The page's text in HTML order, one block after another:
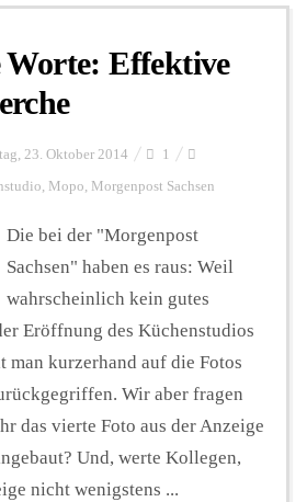
Beiträge
Podcast
Seminare
Worte: Effektive
23. Oktober 2014 1
, Mopo, Morgenpost Sachsen
Die bei der "Morgenpost
Sachsen" haben es raus: Weil
wahrscheinlich kein gutes
Eröffnung des Küchenstudios
man kurzerhand auf die Fotos
Wir aber fragen
das vierte Foto aus der Anzeige
Und, werte Kollegen,
nicht wenigstens ...